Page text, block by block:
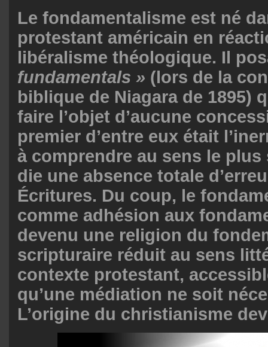
Le fondamentalisme est né
protestant américain en
libéralisme théologique. Il
fundamentals » (lors de la
biblique de Niagara de 1895)
faire l’objet d’aucune
premier d’entre eux était
à comprendre au sens le plus
die une absence totale
Écritures. Du coup, le
comme adhésion aux
devenu une religion du
scripturaire réduit au sens
contexte protestant,
qu’une médiation ne soit
L’origine du christianisme